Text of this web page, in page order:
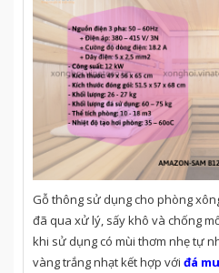
Gỗ thông sử dụng cho phòng
đã qua xử lý, sấy khô và chống
khi sử dụng có mùi thơm nhẹ tự
vàng trắng nhạt kết hợp với đá